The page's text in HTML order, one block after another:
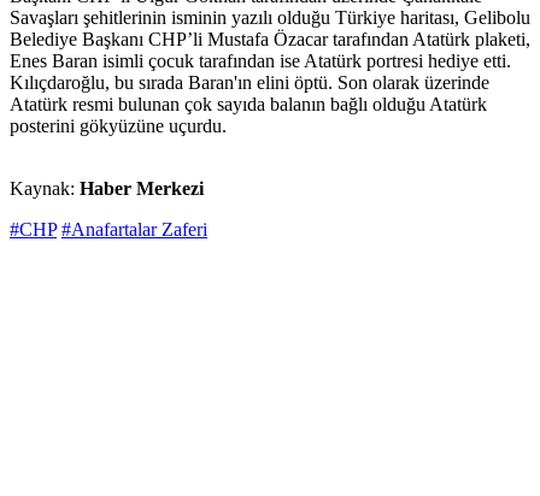
Savaşları şehitlerinin isminin yazılı olduğu Türkiye haritası, Gelibolu
Belediye Başkanı CHP’li Mustafa Özacar tarafından Atatürk plaketi,
Enes Baran isimli çocuk tarafından ise Atatürk portresi hediye etti.
Kılıçdaroğlu, bu sırada Baran'ın elini öptü. Son olarak üzerinde
Atatürk resmi bulunan çok sayıda balanın bağlı olduğu Atatürk
posterini gökyüzüne uçurdu.
Kaynak: Haber Merkezi
#CHP #Anafartalar Zaferi